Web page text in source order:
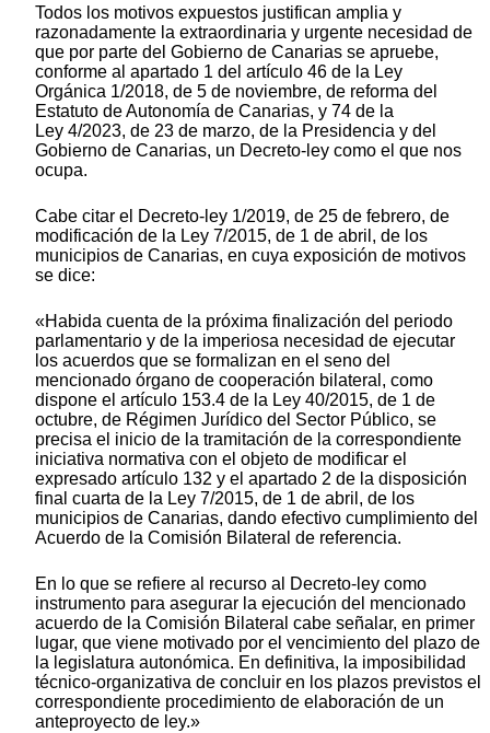
Todos los motivos expuestos justifican amplia y
razonadamente la extraordinaria y urgente necesidad de
que por parte del Gobierno de Canarias se apruebe,
conforme al apartado 1 del artículo 46 de la Ley
Orgánica 1/2018, de 5 de noviembre, de reforma del
Estatuto de Autonomía de Canarias, y 74 de la
Ley 4/2023, de 23 de marzo, de la Presidencia y del
Gobierno de Canarias, un Decreto-ley como el que nos
ocupa.
Cabe citar el Decreto-ley 1/2019, de 25 de febrero, de
modificación de la Ley 7/2015, de 1 de abril, de los
municipios de Canarias, en cuya exposición de motivos
se dice:
«Habida cuenta de la próxima finalización del periodo
parlamentario y de la imperiosa necesidad de ejecutar
los acuerdos que se formalizan en el seno del
mencionado órgano de cooperación bilateral, como
dispone el artículo 153.4 de la Ley 40/2015, de 1 de
octubre, de Régimen Jurídico del Sector Público, se
precisa el inicio de la tramitación de la correspondiente
iniciativa normativa con el objeto de modificar el
expresado artículo 132 y el apartado 2 de la disposición
final cuarta de la Ley 7/2015, de 1 de abril, de los
municipios de Canarias, dando efectivo cumplimiento del
Acuerdo de la Comisión Bilateral de referencia.
En lo que se refiere al recurso al Decreto-ley como
instrumento para asegurar la ejecución del mencionado
acuerdo de la Comisión Bilateral cabe señalar, en primer
lugar, que viene motivado por el vencimiento del plazo de
la legislatura autonómica. En definitiva, la imposibilidad
técnico-organizativa de concluir en los plazos previstos el
correspondiente procedimiento de elaboración de un
anteproyecto de ley.»